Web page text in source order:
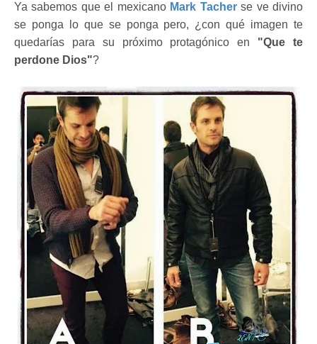
Ya sabemos que el mexicano Mark Tacherse ve divino
se ponga lo que se ponga pero, ¿con qué imagen te
quedarías para su próximo protagónico en "Que te
perdone Dios"?